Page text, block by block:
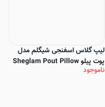
لیپ گلاس اسفنجی شیگلم مدل
پوت پیلو Sheglam Pout Pillow
Cushion Lip Gloss
ناموجود